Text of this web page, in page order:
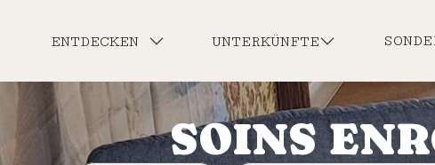
ENTDECKEN UNTERKÜNFTE
SOINS